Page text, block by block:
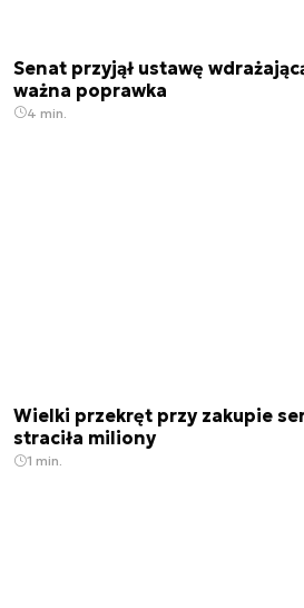
Senat przyjął ustawę
ważna poprawka
4 min.
Wielki przekręt przy zakupie
straciła miliony
1 min.